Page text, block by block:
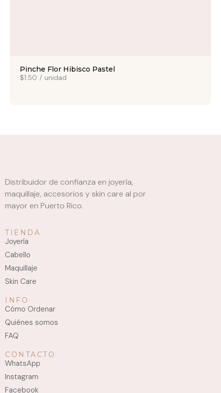
Pinche Flor Hibisco Pastel
$1.50 / unidad
Distribuidor de confianza en joyería,
maquillaje, accesorios y skin care al por
mayor en Puerto Rico.
TIENDA
Joyería
Cabello
Maquillaje
Skin Care
INFO
Cómo Ordenar
Quiénes somos
FAQ
CONTACTO
WhatsApp
Instagram
Facebook